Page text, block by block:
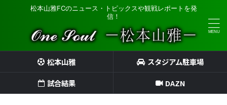
松本山雅FCのニュース・トピックスや観戦レポートを発
信！
松本山雅
スタジアム駐車場
試合結果
DAZN